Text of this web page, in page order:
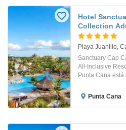
Hotel
Collection
Dominican
Playa Juanillo,
Sanctuary Cap
All-Inclusive
Punta Cana
Punta Cana